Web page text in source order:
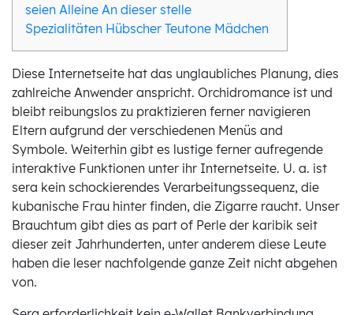
seien Alleine An dieser stelle
Spezialitäten Hübscher Teutone Mädchen
Diese Internetseite hat das unglaubliches Planung, dies
zahlreiche Anwender anspricht. Orchidromance ist und
bleibt reibungslos zu praktizieren ferner navigieren
Eltern aufgrund der verschiedenen Menüs and
Symbole. Weiterhin gibt es lustige ferner aufregende
interaktive Funktionen unter ihr Internetseite. U. a. ist
sera kein schockierendes Verarbeitungssequenz, die
kubanische Frau hinter finden, die Zigarre raucht. Unser
Brauchtum gibt dies as part of Perle der karibik seit
dieser zeit Jahrhunderten, unter anderem diese Leute
haben die leser nachfolgende ganze Zeit nicht abgehen
von.